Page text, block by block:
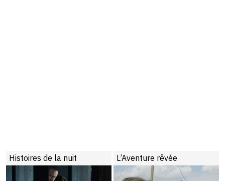
Histoires de la nuit L’Aventure rêvée